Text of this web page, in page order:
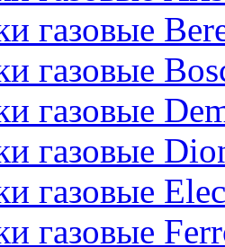
газовые
газовые
газовые
газовые
газовые
газовые